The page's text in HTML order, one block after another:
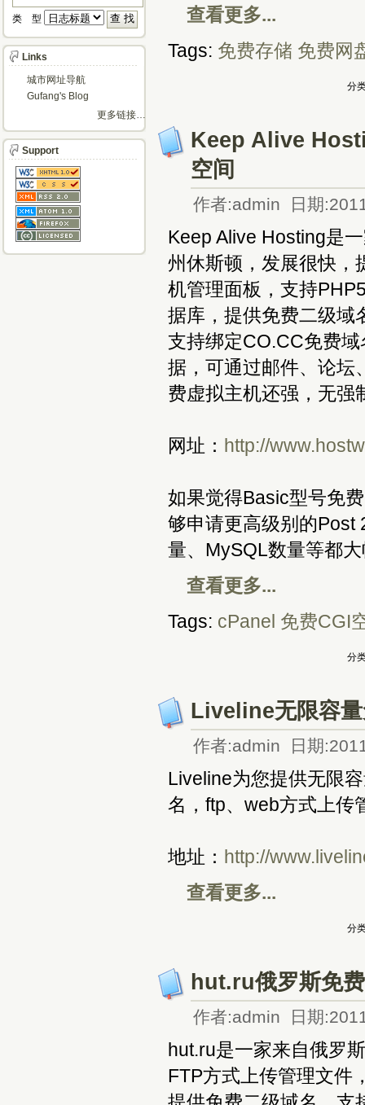
查看更多...
Tags: 免费存储 免费网
分
Keep Alive
空间
作者:admin 日期
Keep Alive Hosting是
州休斯顿，发展很快，
机管理面板，支持
据库，提供免费二级域
支持绑定CO.CC免费
据，可通过邮件、论坛
费虚拟主机还强，无强
网址： http://
如果觉得Basic型号免
够申请更高级别的Post
量、MySQL数量等都
查看更多...
Tags: cPanel 免费CGI
分
Liveline无限容
作者:admin 日期
Liveline为您提供无限
名，ftp、web方式上传
地址： http://
查看更多...
分
hut.ru俄罗斯免
作者:admin 日期
hut.ru是一家来自俄罗
FTP方式上传管理文件
类 型
Links
城市网址导航
Gufang's Blog
更多链接…
Support